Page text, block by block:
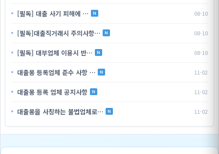
[필독] 대출 사기 피해에 … N 08-10
[필독]대출직거래시 주의사항… N 08-10
[필독] 대부업체 이용시 반… N 08-10
대출몽 등록업체 준수 사항 … N 11-02
대출몽 등록 업체 공지사항 N 11-02
대출몽을 사칭하는 불법업체로… N 11-02